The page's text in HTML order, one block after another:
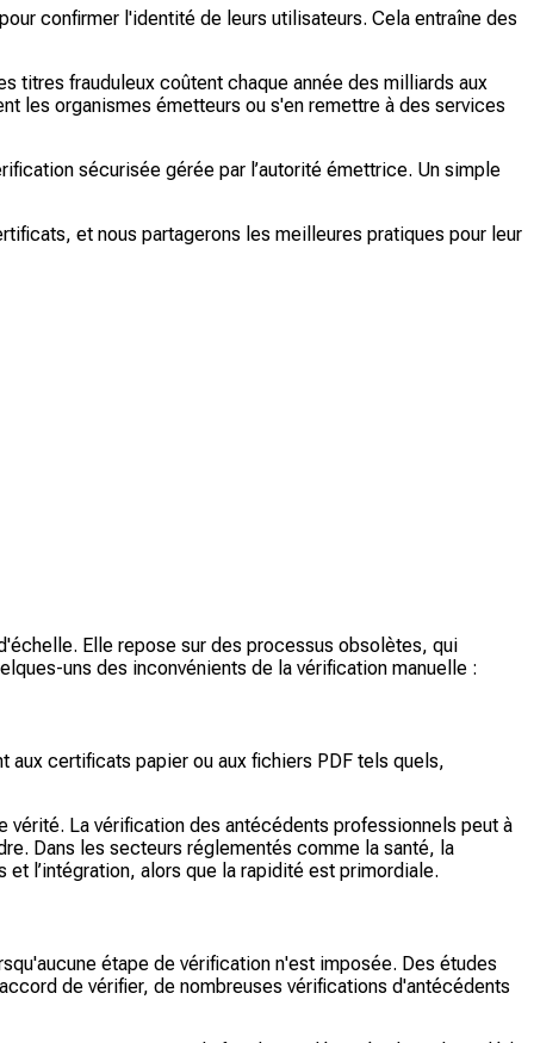
confirmer l'identité de leurs utilisateurs. Cela entraîne des
titres frauduleux coûtent chaque année des milliards aux
les organismes émetteurs ou s'en remettre à des services
sécurisée gérée par l’autorité émettrice. Un simple
et nous partagerons les meilleures pratiques pour leur
Elle repose sur des processus obsolètes, qui
uns des inconvénients de la vérification manuelle :
certificats papier ou aux fichiers PDF tels quels,
La vérification des antécédents professionnels peut à
Dans les secteurs réglementés comme la santé, la
l’intégration, alors que la rapidité est primordiale.
étape de vérification n'est imposée. Des études
de vérifier, de nombreuses vérifications d'antécédents